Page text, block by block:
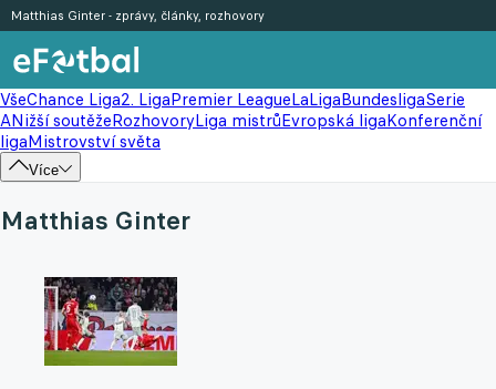
VšeChance Liga2. LigaPremier LeagueLaLigaBundesligaSerie
ANižší soutěžeRozhovoryLiga mistrůEvropská ligaKonferenční
ligaMistrovství světa
Více
Matthias Ginter - zprávy, články, rozhovory
Matthias Ginter